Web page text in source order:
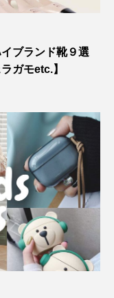
ブランド靴９選
ガモetc.】